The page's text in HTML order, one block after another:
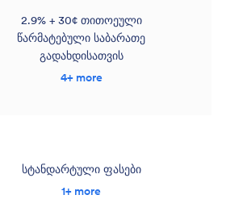
2.9% + 30¢ თითოეული
წარმატებული საბარათე
გადახდისათვის
4+ more
სტანდარტული ფასები
1+ more